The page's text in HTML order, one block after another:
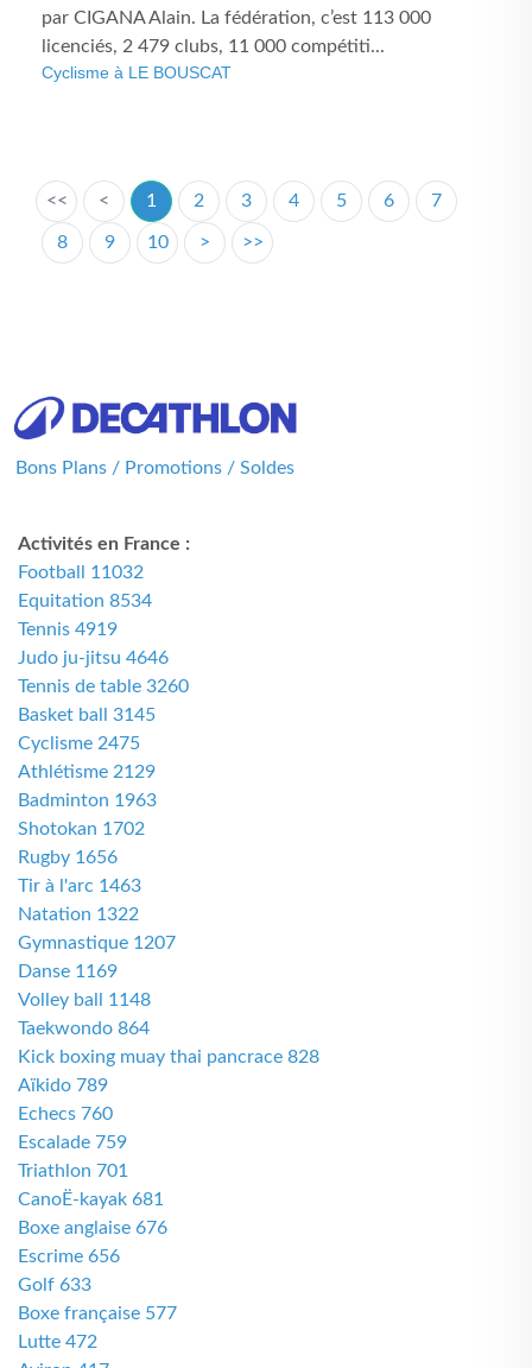
par CIGANA Alain. La fédération, c’est 113 000
licenciés, 2 479 clubs, 11 000 compétiti...
Cyclisme à LE BOUSCAT
<< < 1 2 3 4 5 6 7
8 9 10 > >>
Bons Plans / Promotions / Soldes
Activités en France :
Football 11032
Equitation 8534
Tennis 4919
Judo ju-jitsu 4646
Tennis de table 3260
Basket ball 3145
Cyclisme 2475
Athlétisme 2129
Badminton 1963
Shotokan 1702
Rugby 1656
Tir à l'arc 1463
Natation 1322
Gymnastique 1207
Danse 1169
Volley ball 1148
Taekwondo 864
Kick boxing muay thai pancrace 828
Aïkido 789
Echecs 760
Escalade 759
Triathlon 701
CanoË-kayak 681
Boxe anglaise 676
Escrime 656
Golf 633
Boxe française 577
Lutte 472